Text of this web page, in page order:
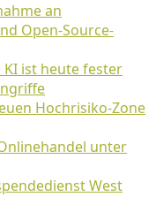
an
Open-Source-
ist heute fester
Hochrisiko-Zone
unter
West